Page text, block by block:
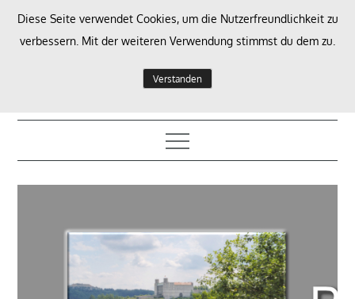
Auszeit mit Panoramablick
Diese Seite verwendet Cookies, um die Nutzerfreundlichkeit zu
verbessern. Mit der weiteren Verwendung stimmst du dem zu.
Verstanden